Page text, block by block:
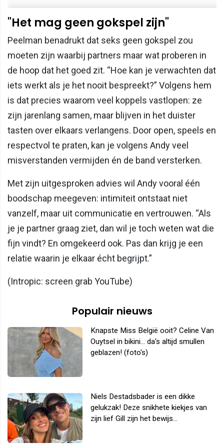
"Het mag geen gokspel zijn"
Peelman benadrukt dat seks geen gokspel zou
moeten zijn waarbij partners maar wat proberen in
de hoop dat het goed zit. “Hoe kan je verwachten dat
iets werkt als je het nooit bespreekt?” Volgens hem
is dat precies waarom veel koppels vastlopen: ze
zijn jarenlang samen, maar blijven in het duister
tasten over elkaars verlangens. Door open, speels en
respectvol te praten, kan je volgens Andy veel
misverstanden vermijden én de band versterken.
Met zijn uitgesproken advies wil Andy vooral één
boodschap meegeven: intimiteit ontstaat niet
vanzelf, maar uit communicatie en vertrouwen. “Als
je je partner graag ziet, dan wil je toch weten wat die
fijn vindt? En omgekeerd ook. Pas dan krijg je een
relatie waarin je elkaar écht begrijpt.”
(Intropic: screen grab YouTube)
Populair nieuws
Knapste Miss België ooit? Celine Van
Ouytsel in bikini... da's altijd smullen
geblazen! (foto's)
Niels Destadsbader is een dikke
gelukzak! Deze snikhete kiekjes van
zijn lief Gill zijn het bewijs...